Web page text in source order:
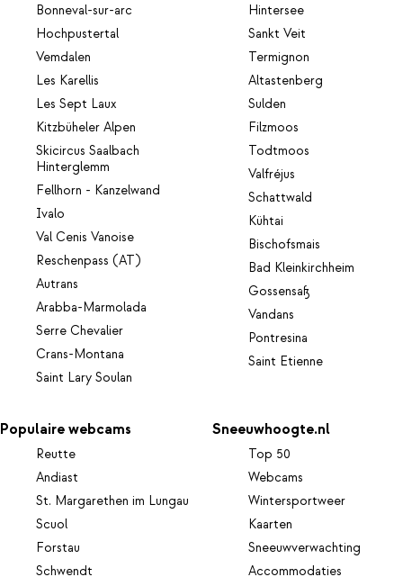
Bonneval-sur-arc
Hochpustertal
Vemdalen
Les Karellis
Les Sept Laux
Kitzbüheler Alpen
Skicircus Saalbach
Hinterglemm
Fellhorn - Kanzelwand
Ivalo
Val Cenis Vanoise
Reschenpass (AT)
Autrans
Arabba-Marmolada
Serre Chevalier
Crans-Montana
Saint Lary Soulan
Hintersee
Sankt Veit
Termignon
Altastenberg
Sulden
Filzmoos
Todtmoos
Valfréjus
Schattwald
Kühtai
Bischofsmais
Bad Kleinkirchheim
Gossensaß
Vandans
Pontresina
Saint Etienne
Populaire webcams
Reutte
Andiast
St. Margarethen im Lungau
Scuol
Forstau
Schwendt
Sneeuwhoogte.nl
Top 50
Webcams
Wintersportweer
Kaarten
Sneeuwverwachting
Accommodaties